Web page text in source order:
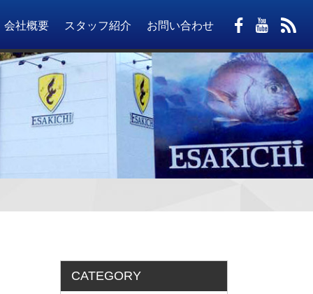
会社概要 スタッフ紹介 お問い合わせ
CATEGORY